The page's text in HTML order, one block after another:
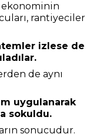
rantiyeciler
izlese de
de aynı
uygulanarak
sokuldu.
sonucudur.